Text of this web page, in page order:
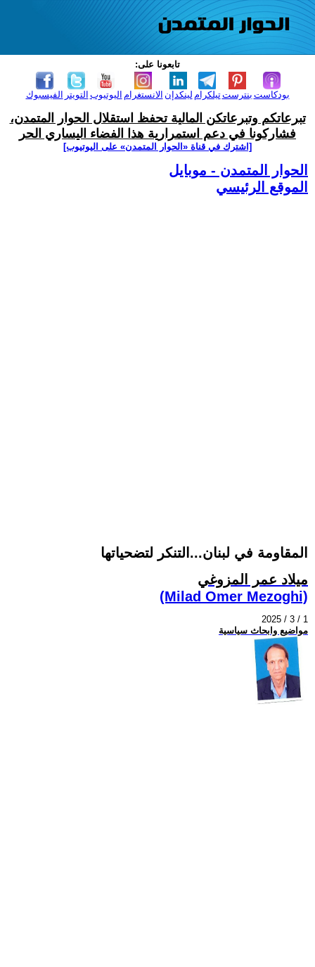
تابعونا على:
الفيسبوك التويتر اليوتيوب الانستغرام لينكدإن تيلكرامبنترست بودكاست
تبرعاتكم وتبرعاتكن المالية تحفظ استقلال الحوار المتمدن،
فشاركونا في دعم استمرارية هذا الفضاء اليساري الحر
[اشترك في قناة ‫«الحوار المتمدن» على اليوتيوب]
الحوار المتمدن - موبايل
الموقع الرئيسي
المقاومة في لبنان...التنكر لتضحياتها
ميلاد عمر المزوغي
(Milad Omer Mezoghi)
2025 / 3 / 1
مواضيع وابحاث سياسية